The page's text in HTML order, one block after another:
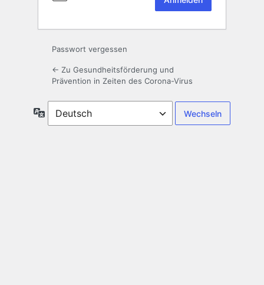
Passwort vergessen
← Zu Gesundheitsförderung und
Prävention in Zeiten des Corona-Virus
Sprache